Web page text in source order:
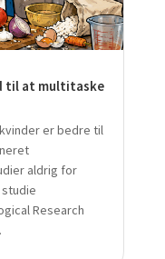
til at multitaske
er bedre til
aldrig for
Research